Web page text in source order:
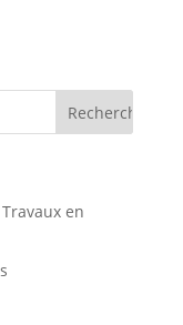
en